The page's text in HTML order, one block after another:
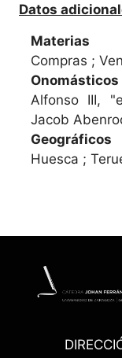
Datos
Materias
Compras ;
Onomásticos
Alfonso III,
Jacob
Geográficos
Huesca ;